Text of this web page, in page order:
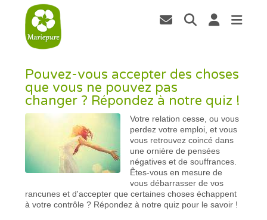
Pouvez-vous accepter des choses
que vous ne pouvez pas
changer ? Répondez à notre quiz !
Votre relation cesse, ou vous
perdez votre emploi, et vous
vous retrouvez coincé dans
une ornière de pensées
négatives et de souffrances.
Êtes-vous en mesure de
vous débarrasser de vos
rancunes et d'accepter que certaines choses échappent
à votre contrôle ? Répondez à notre quiz pour le savoir !